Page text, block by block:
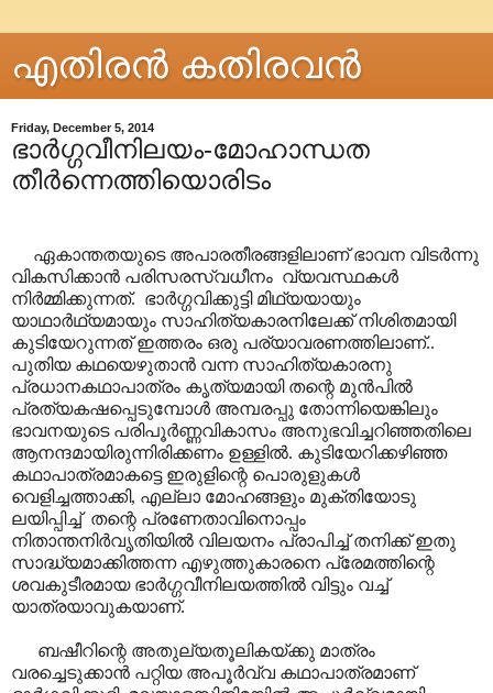
എതിരന്‍ കതിരവന്‍
Friday, December 5, 2014
ഭാർഗ്ഗവീനിലയം-മോഹാന്ധത
തീർന്നെത്തിയൊരിടം
ഏകാന്തതയുടെ അപാരതീരങ്ങളിലാണ് ഭാവന വിടർന്നു
വികസിക്കാൻ പരിസരസ്വധീനം വ്യവസ്ഥകൾ
നിർമ്മിക്കുന്നത്. ഭാർഗ്ഗവിക്കുട്ടി മിഥ്യയായും
യാഥാർഥ്യമായും സാഹിത്യകാരനിലേക്ക് നിശിതമായി
കുടിയേറുന്നത് ഇത്തരം ഒരു പര്യാവരണത്തിലാണ്..
പുതിയ കഥയെഴുതാൻ വന്ന സാഹിത്യകാരനു
പ്രധാനകഥാപാത്രം കൃത്യമായി തന്റെ മുൻപിൽ
പ്രത്യകഷപ്പെടുമ്പോൾ അമ്പരപ്പു തോന്നിയെങ്കിലും
ഭാവനയുടെ പരിപൂർണ്ണവികാസം അനുഭവിച്ചറിഞ്ഞതിലെ
ആനന്ദമായിരുന്നിരിക്കണം ഉള്ളിൽ. കുടിയേറിക്കഴിഞ്ഞ
കഥാപാത്രമാകട്ടെ ഇരുളിന്റെ പൊരുളുകൾ
വെളിച്ചത്താക്കി, എല്ലാ മോഹങ്ങളും മുക്തിയോടു
ലയിപ്പിച്ച് തന്റെ പ്രണേതാവിനൊപ്പം
നിതാന്തനിർവൃതിയിൽ വിലയനം പ്രാപിച്ച് തനിക്ക് ഇതു
സാദ്ധ്യമാക്കിത്തന്ന എഴുത്തുകാരനെ പ്രേമത്തിന്റെ
ശവകുടീരമായ ഭാർഗ്ഗവീനിലയത്തിൽ വിട്ടും വച്ച്
യാത്രയാവുകയാണ്.
ബഷീറിന്റെ അതുല്യതൂലികയ്ക്കു മാത്രം
വരച്ചെടുക്കാൻ പറ്റിയ അപൂർവ്വ കഥാപാത്രമാണ്